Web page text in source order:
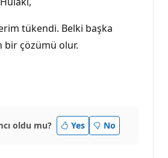
tükendi. Belki başka
bir çözümü olur.
oldu mu? Yes No